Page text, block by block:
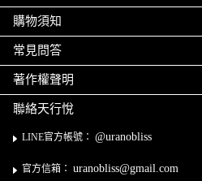
購物須知
常見問答
著作權聲明
聯絡天行悅
LINE官方帳號： @uranobliss
官方信箱： uranobliss@gmail.com